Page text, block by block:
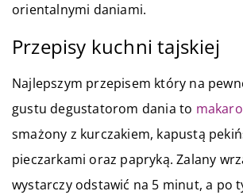
orientalnymi daniami.
Przepisy kuchni tajskiej
Najlepszym przepisem który na
gustu degustatorom dania to
smażony z kurczakiem, kapustą
pieczarkami oraz papryką. Zalany
wystarczy odstawić na 5 minut, a po